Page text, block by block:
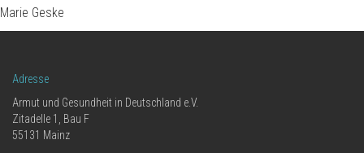
Marie Geske
Adresse
Armut und Gesundheit in Deutschland e.V.
Zitadelle 1, Bau F
55131 Mainz